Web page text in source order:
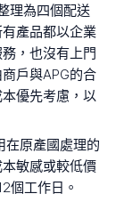
理為四個配送
產品都以企業
，也沒有上門
戶與APG的合
優先考慮，以
在原產國處理的
敏感或較低價
個工作日。